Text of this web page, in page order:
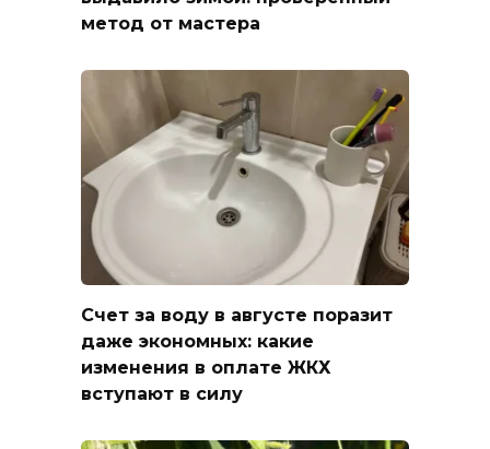
метод от мастера
Счет за воду в августе поразит
даже экономных: какие
изменения в оплате ЖКХ
вступают в силу